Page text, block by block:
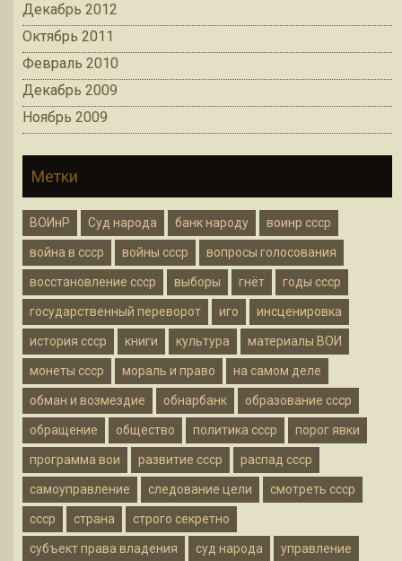
Декабрь 2012
Октябрь 2011
Февраль 2010
Декабрь 2009
Ноябрь 2009
Метки
ВОИнР Суд народа банк народу воинр ссср
война в ссср войны ссср вопросы голосования
восстановление ссср выборы гнёт годы ссср
государственный переворот иго инсценировка
история ссср книги культура материалы ВОИ
монеты ссср мораль и право на самом деле
обман и возмездие обнарбанк образование ссср
обращение общество политика ссср порог явки
программа вои развитие ссср распад ссср
самоуправление следование цели смотреть ссср
ссср страна строго секретно
субъект права владения суд народа управление